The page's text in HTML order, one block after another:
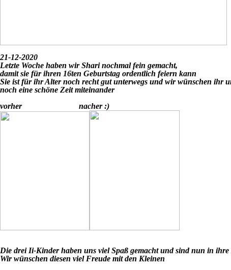
21-12-2020
Letzte Woche haben wir Shari nochmal fein gemacht,
damit sie für ihren 16ten Geburtstag ordentlich feiern kann
Sie ist für ihr Alter noch recht gut unterwegs und wir wünschen ihr
noch eine schöne Zeit miteinander
vorher nacher :)
Die drei Ii-Kinder haben uns viel Spaß gemacht und sind nun in ihre
Wir wünschen diesen viel Freude mit den Kleinen